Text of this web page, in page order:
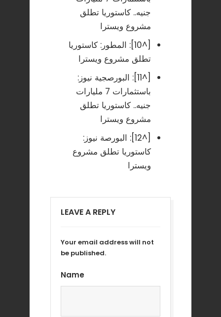
جنيه.. كاستوريا تطلق
مشروع ويسترا
[^10]:
المطور: كاستوريا
تطلق مشروع ويسترا
[^11]:
البورصجية نيوز:
باستثمارات 7 مليارات
جنيه.. كاستوريا تطلق
مشروع ويسترا
[^12]:
البورصة نيوز:
كاستوريا تطلق مشروع
ويسترا
LEAVE A REPLY
Your email address will not
be published.
Name